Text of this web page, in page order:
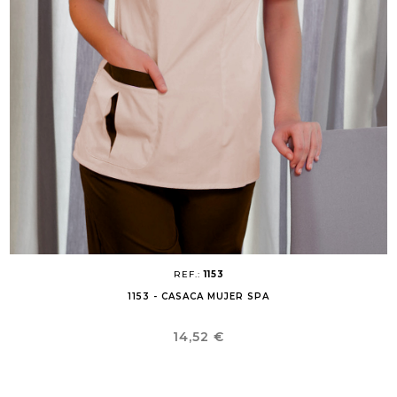
REF.:1153
1153 - CASACA MUJER SPA
Precio
14,52 €